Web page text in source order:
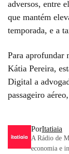
adversos, entre
que mantém
temporada, e a
Para aprofundar
Kátia Pereira,
Digital a
passageiro
PorItatiaia
A Rádio de
economia e